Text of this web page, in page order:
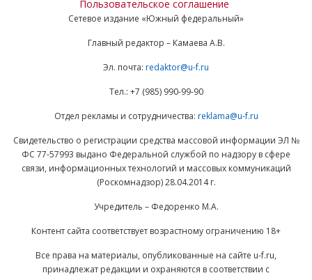
Пользовательское соглашение
Сетевое издание «Южный федеральный»
Главный редактор – Камаева А.В.
Эл. почта: redaktor@u-f.ru
Тел.: +7 (985) 990-99-90
Отдел рекламы и сотрудничества: reklama@u-f.ru
Свидетельство о регистрации средства массовой информации ЭЛ №
ФС 77-57993 выдано Федеральной службой по надзору в сфере
связи, информационных технологий и массовых коммуникаций
(Роскомнадзор) 28.04.2014 г.
Учредитель – Федоренко М.А.
Контент сайта соответствует возрастному ограничению 18+
Все права на материалы, опубликованные на сайте u-f.ru,
принадлежат редакции и охраняются в соответствии с